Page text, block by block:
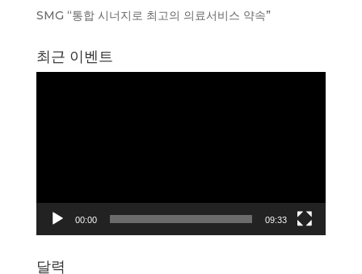
SMG “통합 시너지로 최고의 의료서비스 약속”
최근 이벤트
00:00 09:33
달력